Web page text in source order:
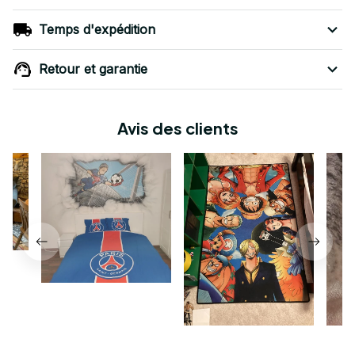
Temps d'expédition
Retour et garantie
Avis des clients